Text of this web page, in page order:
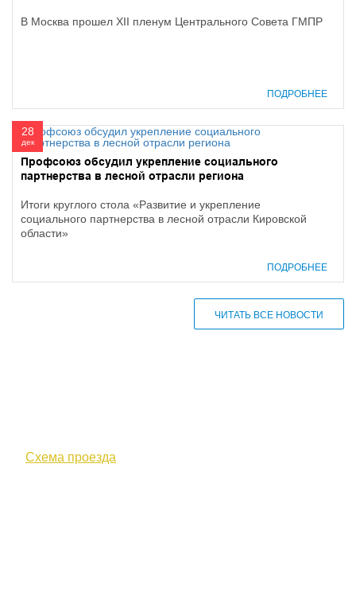
В Москва прошел XII пленум Центрального Совета ГМПР
ПОДРОБНЕЕ
28
дек
Профсоюз обсудил укрепление социального
партнерства в лесной отрасли региона
Итоги круглого стола «Развитие и укрепление
социального партнерства в лесной отрасли Кировской
области»
ПОДРОБНЕЕ
ЧИТАТЬ ВСЕ НОВОСТИ
Схема проезда